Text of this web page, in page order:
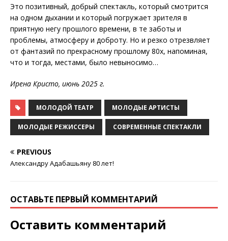
Это позитивный, добрый спектакль, который смотрится
на одном дыхании и который погружает зрителя в
приятную негу прошлого времени, в те заботы и
проблемы, атмосферу и доброту. Но и резко отрезвляет
от фантазий по прекрасному прошлому 80х, напоминая,
что и тогда, местами, было невыносимо…
Ирена Кристо, июнь 2025 г.
МОЛОДОЙ ТЕАТР МОЛОДЫЕ АРТИСТЫ
МОЛОДЫЕ РЕЖИССЕРЫ СОВРЕМЕННЫЕ СПЕКТАКЛИ
PREVIOUS
Александру Адабашьяну 80 лет!
ОСТАВЬТЕ ПЕРВЫЙ КОММЕНТАРИЙ
Оставить комментарий